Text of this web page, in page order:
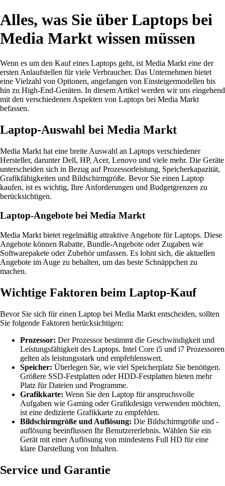
Alles, was Sie über Laptops bei
Media Markt wissen müssen
Wenn es um den Kauf eines Laptops geht, ist Media Markt eine der
ersten Anlaufstellen für viele Verbraucher. Das Unternehmen bietet
eine Vielzahl von Optionen, angefangen von Einsteigermodellen bis
hin zu High-End-Geräten. In diesem Artikel werden wir uns eingehend
mit den verschiedenen Aspekten von Laptops bei Media Markt
befassen.
Laptop-Auswahl bei Media Markt
Media Markt hat eine breite Auswahl an Laptops verschiedener
Hersteller, darunter Dell, HP, Acer, Lenovo und viele mehr. Die Geräte
unterscheiden sich in Bezug auf Prozessorleistung, Speicherkapazität,
Grafikfähigkeiten und Bildschirmgröße. Bevor Sie einen Laptop
kaufen, ist es wichtig, Ihre Anforderungen und Budgetgrenzen zu
berücksichtigen.
Laptop-Angebote bei Media Markt
Media Markt bietet regelmäßig attraktive Angebote für Laptops. Diese
Angebote können Rabatte, Bundle-Angebote oder Zugaben wie
Softwarepakete oder Zubehör umfassen. Es lohnt sich, die aktuellen
Angebote im Auge zu behalten, um das beste Schnäppchen zu
machen.
Wichtige Faktoren beim Laptop-Kauf
Bevor Sie sich für einen Laptop bei Media Markt entscheiden, sollten
Sie folgende Faktoren berücksichtigen:
Prozessor: Der Prozessor bestimmt die Geschwindigkeit und
Leistungsfähigkeit des Laptops. Intel Core i5 und i7 Prozessoren
gelten als leistungsstark und empfehlenswert.
Speicher: Überlegen Sie, wie viel Speicherplatz Sie benötigen.
Größere SSD-Festplatten oder HDD-Festplatten bieten mehr
Platz für Dateien und Programme.
Grafikkarte: Wenn Sie den Laptop für anspruchsvolle
Aufgaben wie Gaming oder Grafikdesign verwenden möchten,
ist eine dedizierte Grafikkarte zu empfehlen.
Bildschirmgröße und Auflösung: Die Bildschirmgröße und -
auflösung beeinflussen Ihr Benutzererlebnis. Wählen Sie ein
Gerät mit einer Auflösung von mindestens Full HD für eine
klare Darstellung von Inhalten.
Service und Garantie